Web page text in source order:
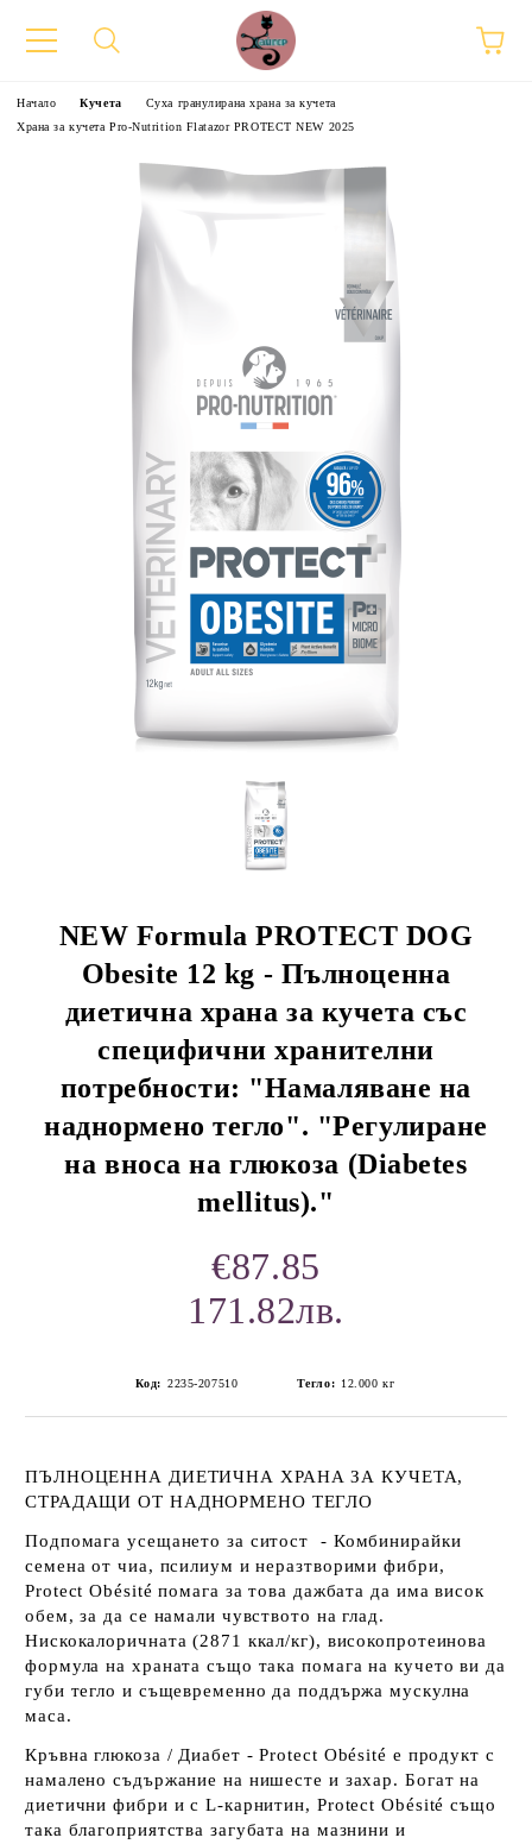
Начало Кучета
Суха гранулирана храна за кучета
Храна за кучета Pro-Nutrition Flatazor PROTECT NEW 2025
NEW Formula PROTECT DOG
Obesite 12 kg - Пълноценна
диетична храна за кучета със
специфични хранителни
потребности: "Намаляване на
наднормено тегло". "Регулиране
на вноса на глюкоза (Diabetes
mellitus)."
€87.85
171.82лв.
Код: 2235-207510 Тегло: 12.000 кг
ПЪЛНОЦЕННА ДИЕТИЧНА ХРАНА ЗА КУЧЕТА,
СТРАДАЩИ ОТ НАДНОРМЕНО ТЕГЛО
Подпомага усещането за ситост - Комбинирайки
семена от чиа, псилиум и неразтворими фибри,
Protect Obésité помага за това дажбата да има висок
обем, за да се намали чувството на глад.
Нискокалоричната (2871 ккал/кг), високопротеинова
формула на храната също така помага на кучето ви да
губи тегло и същевременно да поддържа мускулна
маса.
Кръвна глюкоза / Диабет -Protect Obésité е продукт с
намалено съдържание на нишесте и захар. Богат на
диетични фибри и с L-карнитин, Protect Obésité също
така благоприятства загубата на мазнини и